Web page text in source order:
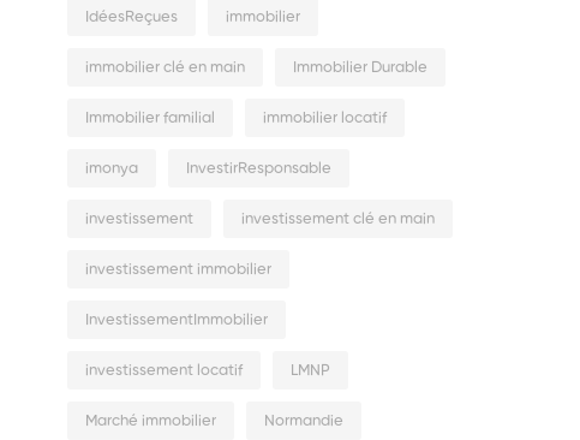
IdéesReçues immobilier
immobilier clé en main Immobilier Durable
Immobilier familial immobilier locatif
imonya InvestirResponsable
investissement investissement clé en main
investissement immobilier
InvestissementImmobilier
investissement locatif LMNP
Marché immobilier Normandie